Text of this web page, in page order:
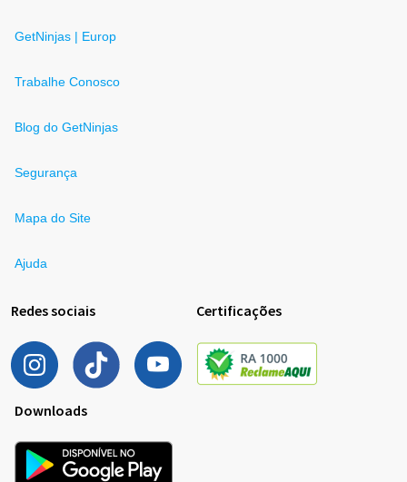
GetNinjas | Europ
Trabalhe Conosco
Blog do GetNinjas
Segurança
Mapa do Site
Ajuda
Redes sociais Certificações
Downloads